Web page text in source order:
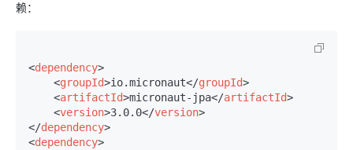
赖：
<dependency>
<groupId>io.micronaut</groupId>
<artifactId>micronaut-jpa</artifactId>
<version>3.0.0</version>
</dependency>
<dependency>